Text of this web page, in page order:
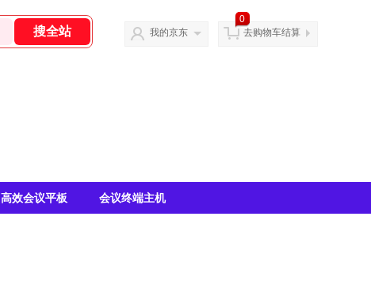
我的京东
0
去购物车结算
高效会议平板 会议终端主机